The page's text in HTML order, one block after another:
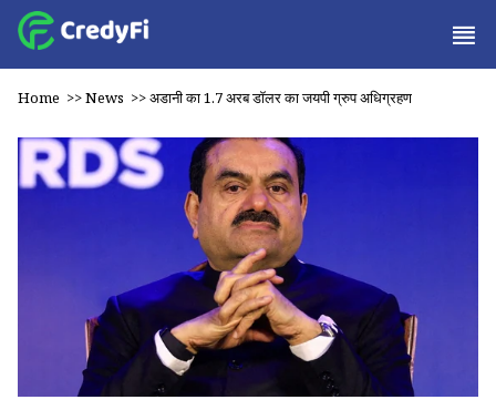
Home >>News >>अडानी का 1.7 अरब डॉलर का जयपी ग्रुप अधिग्रहण